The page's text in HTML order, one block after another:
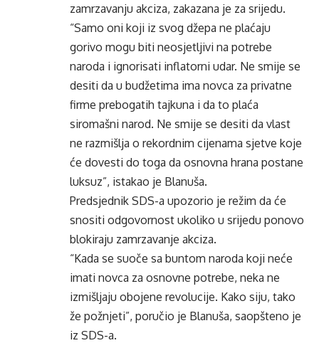
zamrzavanju akciza, zakazana je za srijedu.
“Samo oni koji iz svog džepa ne plaćaju
gorivo mogu biti neosjetljivi na potrebe
naroda i ignorisati inflatorni udar. Ne smije se
desiti da u budžetima ima novca za privatne
firme prebogatih tajkuna i da to plaća
siromašni narod. Ne smije se desiti da vlast
ne razmišlja o rekordnim cijenama sjetve koje
će dovesti do toga da osnovna hrana postane
luksuz”, istakao je Blanuša.
Predsjednik SDS-a upozorio je režim da će
snositi odgovornost ukoliko u srijedu ponovo
blokiraju zamrzavanje akciza.
“Kada se suoče sa buntom naroda koji neće
imati novca za osnovne potrebe, neka ne
izmišljaju obojene revolucije. Kako siju, tako
že požnjeti”, poručio je Blanuša, saopšteno je
iz SDS-a.